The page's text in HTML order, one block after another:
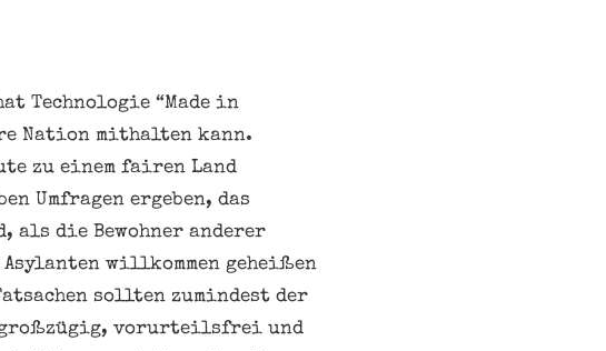
Technologie “Made in
Nation mithalten kann.
zu einem fairen Land
Umfragen ergeben, das
als die Bewohner anderer
willkommen geheißen
sollten zumindest der
großzügig, vorurteilsfrei und